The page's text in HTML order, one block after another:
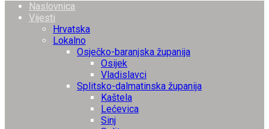
Naslovnica
Vijesti
Hrvatska
Lokalno
Osječko-baranjska županija
Osijek
Vladislavci
Splitsko-dalmatinska županija
Kaštela
Lećevica
Sinj